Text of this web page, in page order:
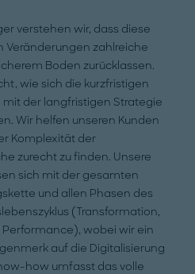
verstehen wir, dass diese
zahlreiche
Boden zurücklassen.
wie sich die kurzfristigen
der langfristigen Strategie
Wir helfen unseren Kunden
Komplexität der
zurecht zu finden. Unsere
sich mit der gesamten
und allen Phasen des
(Transformation,
wobei wir ein
auf die Digitalisierung
how umfasst das volle